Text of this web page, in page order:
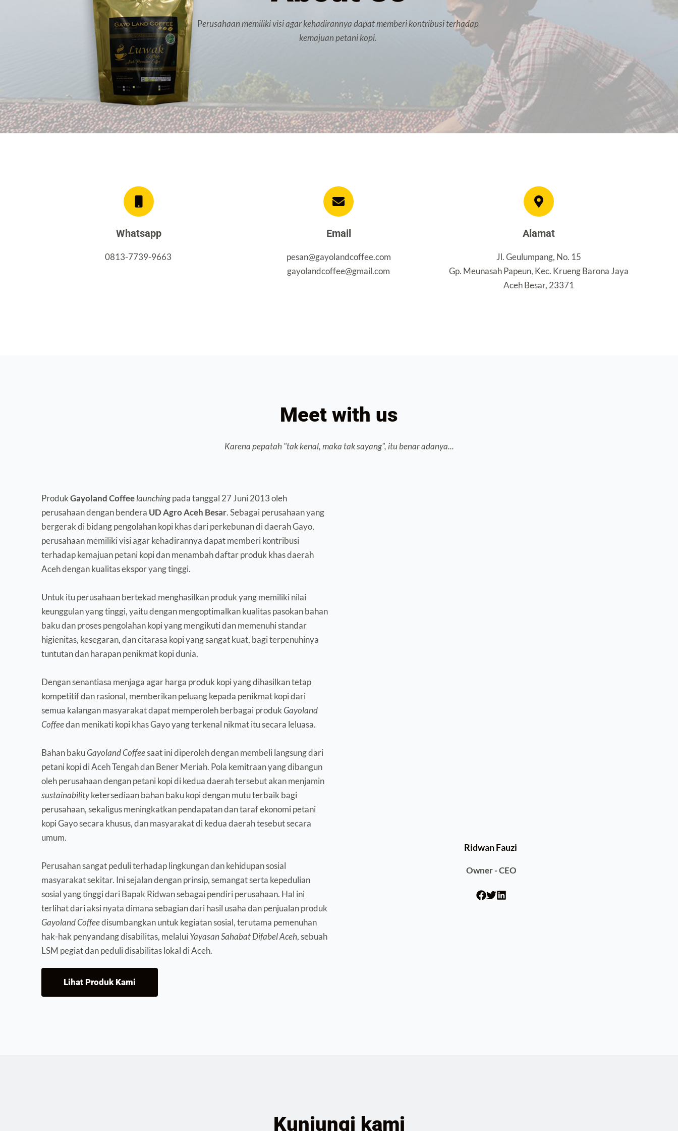
Perusahaan memiliki visi agar kehadirannya dapat memberi kontribusi terhadap
kemajuan petani kopi.
Whatsapp
0813-7739-9663
Email
pesan@gayolandcoffee.com
gayolandcoffee@gmail.com
Alamat
Jl. Geulumpang, No. 15
Gp. Meunasah Papeun, Kec. Krueng Barona Jaya
Aceh Besar, 23371
Meet with us
Karena pepatah "tak kenal, maka tak sayang", itu benar adanya...
Produk Gayoland Coffeelaunching pada tanggal 27 Juni 2013 oleh
perusahaan dengan bendera UD Agro Aceh Besar. Sebagai perusahaan yang
bergerak di bidang pengolahan kopi khas dari perkebunan di daerah Gayo,
perusahaan memiliki visi agar kehadirannya dapat memberi kontribusi
terhadap kemajuan petani kopi dan menambah daftar produk khas daerah
Aceh dengan kualitas ekspor yang tinggi.
Untuk itu perusahaan bertekad menghasilkan produk yang memiliki nilai
keunggulan yang tinggi, yaitu dengan mengoptimalkan kualitas pasokan bahan
baku dan proses pengolahan kopi yang mengikuti dan memenuhi standar
higienitas, kesegaran, dan citarasa kopi yang sangat kuat, bagi terpenuhinya
tuntutan dan harapan penikmat kopi dunia.
Dengan senantiasa menjaga agar harga produk kopi yang dihasilkan tetap
kompetitif dan rasional, memberikan peluang kepada penikmat kopi dari
semua kalangan masyarakat dapat memperoleh berbagai produk Gayoland
Coffee dan menikati kopi khas Gayo yang terkenal nikmat itu secara leluasa.
Bahan baku Gayoland Coffee saat ini diperoleh dengan membeli langsung dari
petani kopi di Aceh Tengah dan Bener Meriah. Pola kemitraan yang dibangun
sustainability ketersediaan bahan baku kopi dengan mutu terbaik bagi
perusahaan, sekaligus meningkatkan pendapatan dan taraf ekonomi petani
kopi Gayo secara khusus, dan masyarakat di kedua daerah tesebut secara
umum.
Perusahan sangat peduli terhadap lingkungan dan kehidupan sosial
masyarakat sekitar. Ini sejalan dengan prinsip, semangat serta kepedulian
sosial yang tinggi dari Bapak Ridwan sebagai pendiri perusahaan. Hal ini
Gayoland Coffee disumbangkan untuk kegiatan sosial, terutama pemenuhan
hak-hak penyandang disabilitas, melalui Yayasan Sahabat Difabel Aceh, sebuah
LSM pegiat dan peduli disabilitas lokal di Aceh.
Lihat Produk Kami
Ridwan Fauzi
Owner - CEO
Kunjungi kami